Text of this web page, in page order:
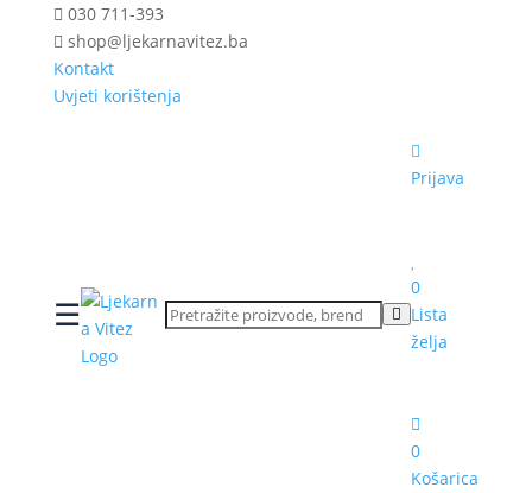
030 711-393
shop@ljekarnavitez.ba
Kontakt
Uvjeti korištenja
☰
Prijava
0
Lista
želja
0
Košarica